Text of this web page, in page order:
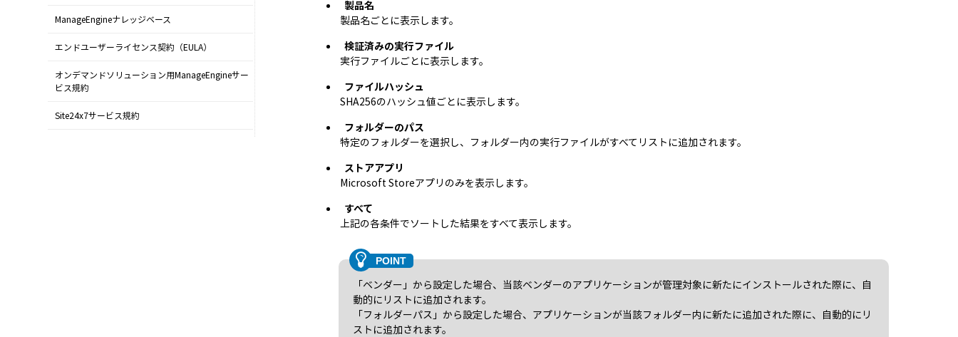
ManageEngineナレッジベース
エンドユーザーライセンス契約（EULA）
オンデマンドソリューション用ManageEngineサー
ビス規約
Site24x7サービス規約
製品名
製品名ごとに表示します。
検証済みの実行ファイル
実行ファイルごとに表示します。
ファイルハッシュ
SHA256のハッシュ値ごとに表示します。
フォルダーのパス
特定のフォルダーを選択し、フォルダー内の実行ファイルがすべてリストに追加されます。
ストアアプリ
Microsoft Storeアプリのみを表示します。
すべて
上記の各条件でソートした結果をすべて表示します。
「ベンダー」から設定した場合、当該ベンダーのアプリケーションが管理対象に新たにインストールされた際に、自
動的にリストに追加されます。
「フォルダーパス」から設定した場合、アプリケーションが当該フォルダー内に新たに追加された際に、自動的にリ
ストに追加されます。